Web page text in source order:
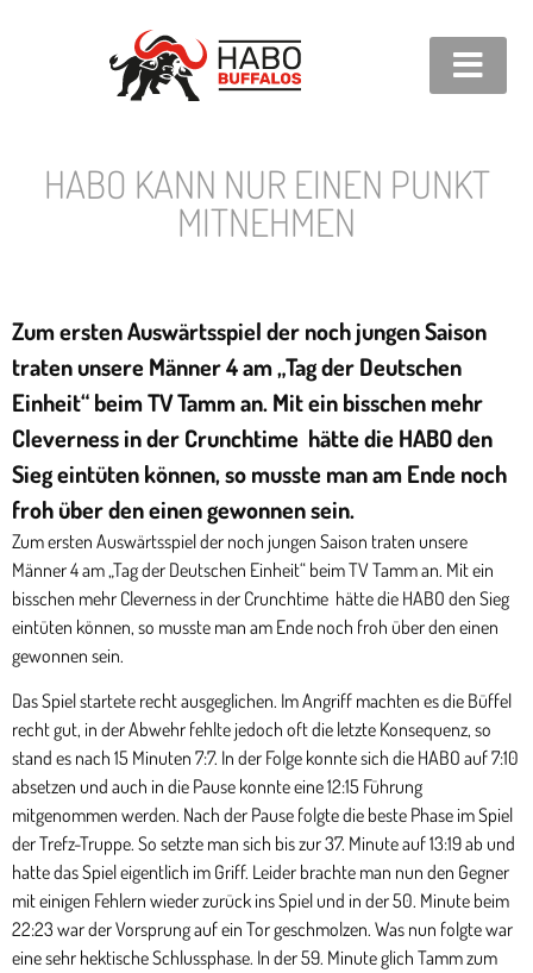
HABO KANN NUR EINEN PUNKT
MITNEHMEN
Zum ersten Auswärtsspiel der noch jungen Saison
traten unsere Männer 4 am „Tag der Deutschen
Einheit“ beim TV Tamm an. Mit ein bisschen mehr
Cleverness in der Crunchtime hätte die HABO den
Sieg eintüten können, so musste man am Ende noch
froh über den einen gewonnen sein.
Zum ersten Auswärtsspiel der noch jungen Saison traten unsere
Männer 4 am „Tag der Deutschen Einheit“ beim TV Tamm an. Mit ein
bisschen mehr Cleverness in der Crunchtime hätte die HABO den Sieg
eintüten können, so musste man am Ende noch froh über den einen
gewonnen sein.
Das Spiel startete recht ausgeglichen. Im Angriff machten es die Büffel
recht gut, in der Abwehr fehlte jedoch oft die letzte Konsequenz, so
stand es nach 15 Minuten 7:7. In der Folge konnte sich die HABO auf 7:10
absetzen und auch in die Pause konnte eine 12:15 Führung
mitgenommen werden. Nach der Pause folgte die beste Phase im Spiel
der Trefz-Truppe. So setzte man sich bis zur 37. Minute auf 13:19 ab und
hatte das Spiel eigentlich im Griff. Leider brachte man nun den Gegner
mit einigen Fehlern wieder zurück ins Spiel und in der 50. Minute beim
22:23 war der Vorsprung auf ein Tor geschmolzen. Was nun folgte war
eine sehr hektische Schlussphase. In der 59. Minute glich Tamm zum